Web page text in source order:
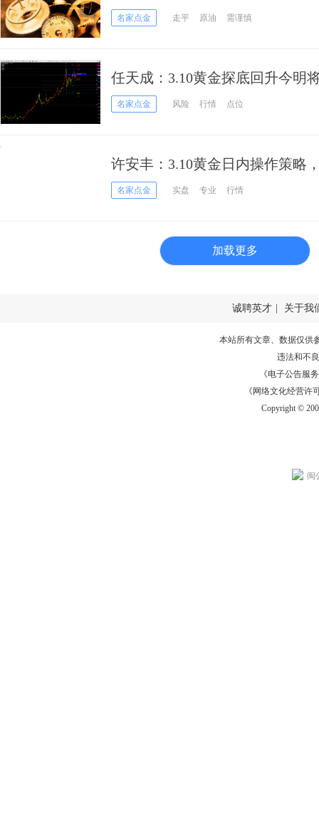
黄金春天来了
名家点金 走平 原油 需谨慎
任天成：3.10黄金探底回升今明
名家点金 风险 行情 点位
许安丰：3.10黄金日内操作策略
名家点金 实盘 专业 行情
加载更多
诚聘英才 关于我
本站所有文章、数据仅供
违法和不
《电子公告服务
《网络文化经营许
Copyright ©
闽